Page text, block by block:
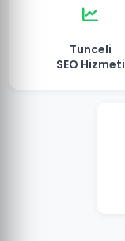
Tunceli
SEO Hizmeti